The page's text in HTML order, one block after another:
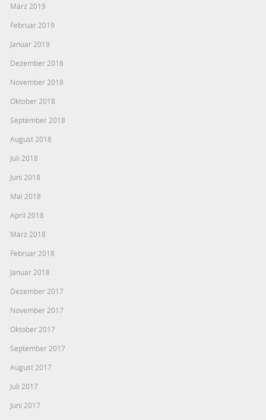
März 2019
Februar 2019
Januar 2019
Dezember 2018
November 2018
Oktober 2018
September 2018
August 2018
Juli 2018
Juni 2018
Mai 2018
April 2018
März 2018
Februar 2018
Januar 2018
Dezember 2017
November 2017
Oktober 2017
September 2017
August 2017
Juli 2017
Juni 2017